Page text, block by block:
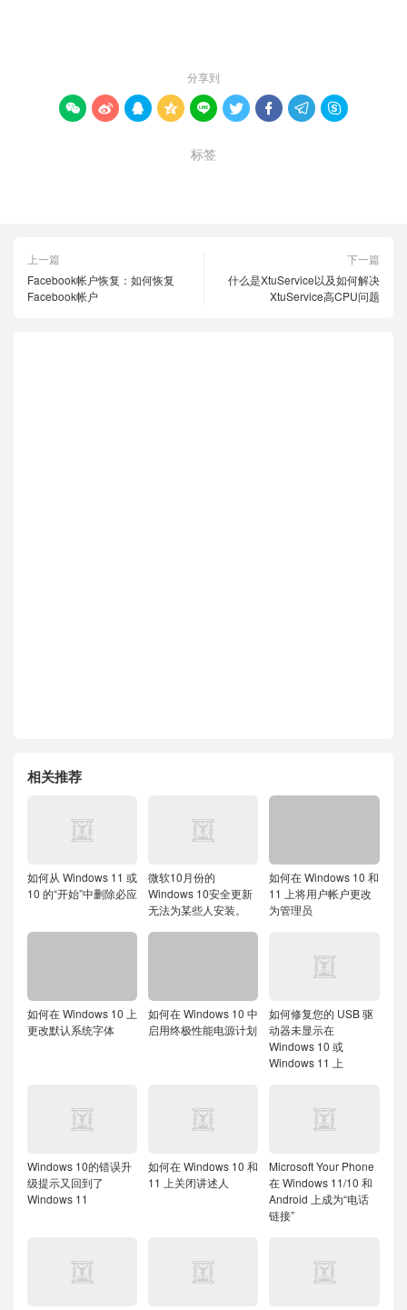
分享到
        
标签
上一篇
Facebook帐户恢复：如何恢复
Facebook帐户
下一篇
什么是XtuService以及如何解决
XtuService高CPU问题
相关推荐
如何从 Windows 11 或
10 的“开始”中删除必应
微软10月份的
Windows 10安全更新
无法为某些人安装。
如何在 Windows 10 和
11 上将用户帐户更改
为管理员
如何在 Windows 10 上
更改默认系统字体
如何在 Windows 10 中
启用终极性能电源计划
如何修复您的 USB 驱
动器未显示在
Windows 10 或
Windows 11 上
Windows 10的错误升
级提示又回到了
Windows 11
如何在 Windows 10 和
11 上关闭讲述人
Microsoft Your Phone
在 Windows 11/10 和
Android 上成为“电话
链接”